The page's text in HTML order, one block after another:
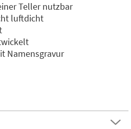
Teller nutzbar
luftdicht
Namensgravur